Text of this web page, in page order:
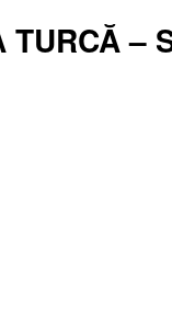
TURCĂ –